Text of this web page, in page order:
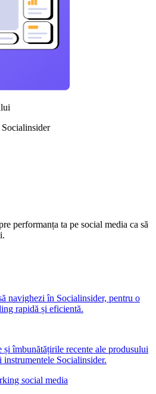
performanța ta pe social media ca să
navighezi în Socialinsider, pentru o
rapidă și eficientă.
îmbunătățirile recente ale produsului
instrumentele Socialinsider.
social media